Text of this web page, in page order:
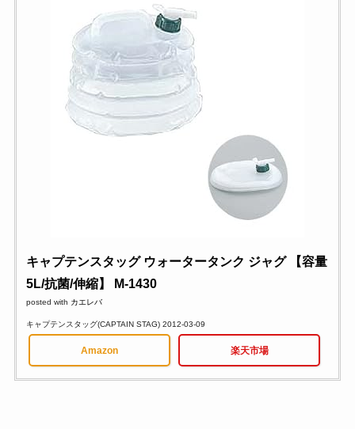
キャプテンスタッグ ウォータータンク ジャグ 【容量
5L/抗菌/伸縮】 M-1430
posted with カエレバ
キャプテンスタッグ(CAPTAIN STAG) 2012-03-09
Amazon 楽天市場